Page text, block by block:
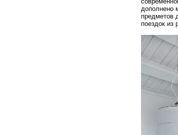
дополнено
предметов
поездок из